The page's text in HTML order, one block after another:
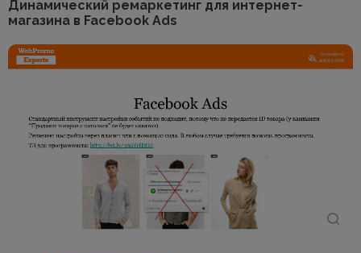
Динамический ремаркетинг для интернет-
магазина в Facebook Ads